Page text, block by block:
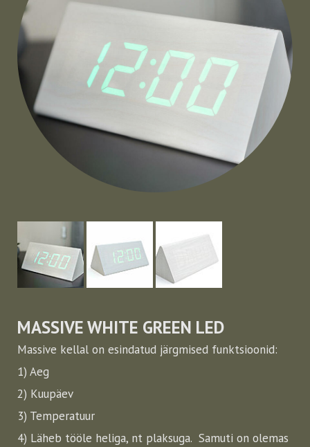
MASSIVE WHITE GREEN LED
Massive kellal on esindatud järgmised funktsioonid:
1) Aeg
2) Kuupäev
3) Temperatuur
4) Läheb tööle heliga, nt plaksuga. Samuti on olemas